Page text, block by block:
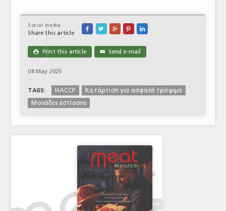
Social media
Share this article
    
 Print this article ✉ Send e-mail
08 May 2025
TAGS: HACCP
Κατάρτιση για ασφαλή τρόφιμα
Μονάδες εστίασης